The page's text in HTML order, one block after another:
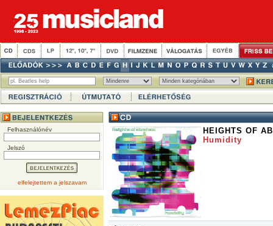
Felhasználónév
Jelszó
elfelejtettem a jelszavam
HEIGHTS OF
Humidity